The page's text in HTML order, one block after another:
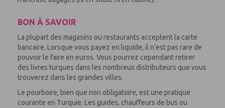
BON À SAVOIR
La plupart des magasins ou restaurants acceptent la carte
bancaire. Lorsque vous payez en liquide, il n'est pas rare de
pouvoir le faire en euros. Vous pourrez cependant retirer
des livres turques dans les nombreux distributeurs que vous
trouverez dans les grandes villes.
Le pourboire, bien que non obligatoire, est une pratique
courante en Turquie. Les guides, chauffeurs de bus ou